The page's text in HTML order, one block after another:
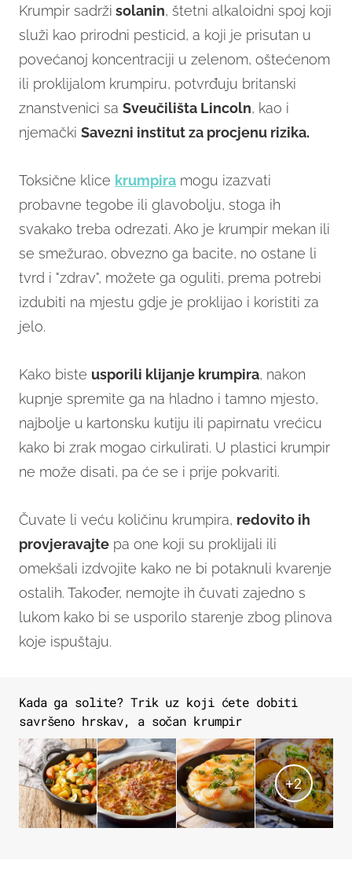
Krumpir sadrži solanin, štetni alkaloidni spoj koji
služi kao prirodni pesticid, a koji je prisutan u
povećanoj koncentraciji u zelenom, oštećenom
ili proklijalom krumpiru, potvrđuju britanski
znanstvenici sa Sveučilišta Lincoln, kao i
njemački Savezni institut za procjenu rizika.
Toksične klice krumpira mogu izazvati
probavne tegobe ili glavobolju, stoga ih
svakako treba odrezati. Ako je krumpir mekan ili
se smežurao, obvezno ga bacite, no ostane li
tvrd i "zdrav", možete ga oguliti, prema potrebi
izdubiti na mjestu gdje je proklijao i koristiti za
jelo.
Kako biste usporili klijanje krumpira, nakon
kupnje spremite ga na hladno i tamno mjesto,
najbolje u kartonsku kutiju ili papirnatu vrećicu
kako bi zrak mogao cirkulirati. U plastici krumpir
ne može disati, pa će se i prije pokvariti.
Čuvate li veću količinu krumpira, redovito ih
provjeravajte pa one koji su proklijali ili
omekšali izdvojite kako ne bi potaknuli kvarenje
ostalih. Također, nemojte ih čuvati zajedno s
lukom kako bi se usporilo starenje zbog plinova
koje ispuštaju.
Kada ga solite? Trik uz koji ćete dobiti
savršeno hrskav, a sočan krumpir
+2